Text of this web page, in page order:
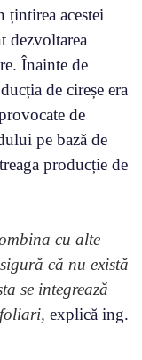
țintirea acestei
dezvoltarea
Înainte de
de cireșe era
de
pe bază de
producție de
cu alte
că nu există
se integrează
explică ing.